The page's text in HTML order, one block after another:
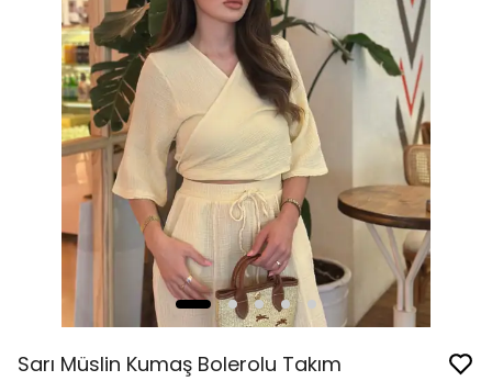
Sarı Müslin Kumaş Bolerolu Takım